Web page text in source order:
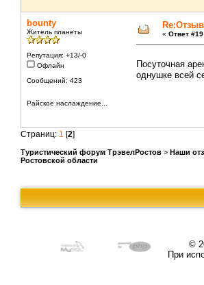
bounty
Житель планеты
Репутация: +13/-0
Офлайн
Сообщений: 423
Райское наслаждение...
« Ответ
Посуточная
однушке всей
Страниц: 1 [2]
Туристический форум ТрэвелРостов > Наши
Ростовской области
©
При